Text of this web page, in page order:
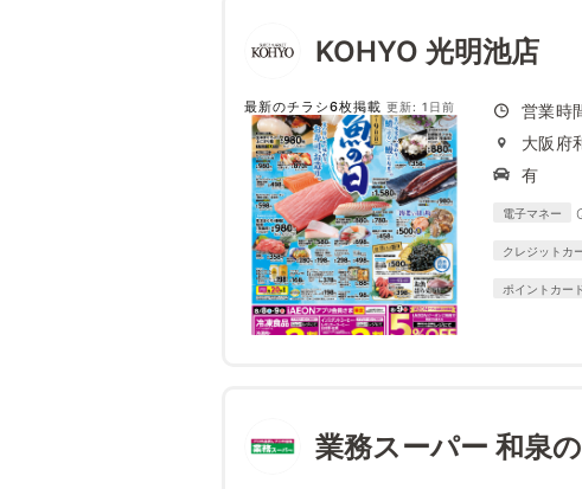
KOHYO 光明池店
最新のチラシ6枚掲載 更新: 1日前
大阪府
有
電子マネー
クレジットカ
ポイントカー
業務スーパー 和泉